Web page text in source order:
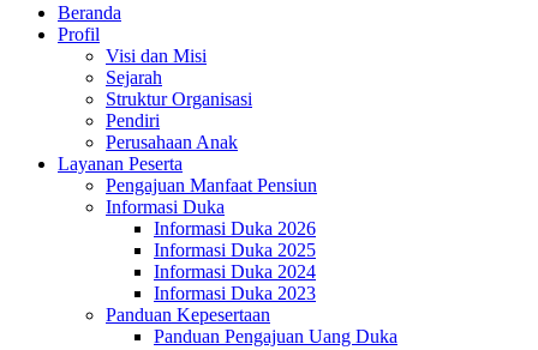
Beranda
Profil
Visi dan Misi
Sejarah
Struktur Organisasi
Pendiri
Perusahaan Anak
Layanan Peserta
Pengajuan Manfaat Pensiun
Informasi Duka
Informasi Duka 2026
Informasi Duka 2025
Informasi Duka 2024
Informasi Duka 2023
Panduan Kepesertaan
Panduan Pengajuan Uang Duka